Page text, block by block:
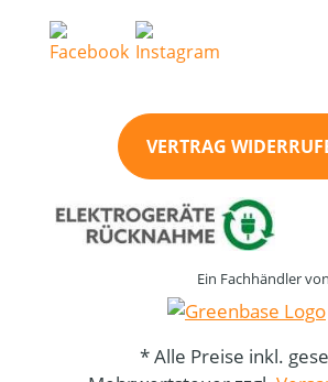
VERTRAG
Ein Fachhändler von
* Alle Preise inkl.